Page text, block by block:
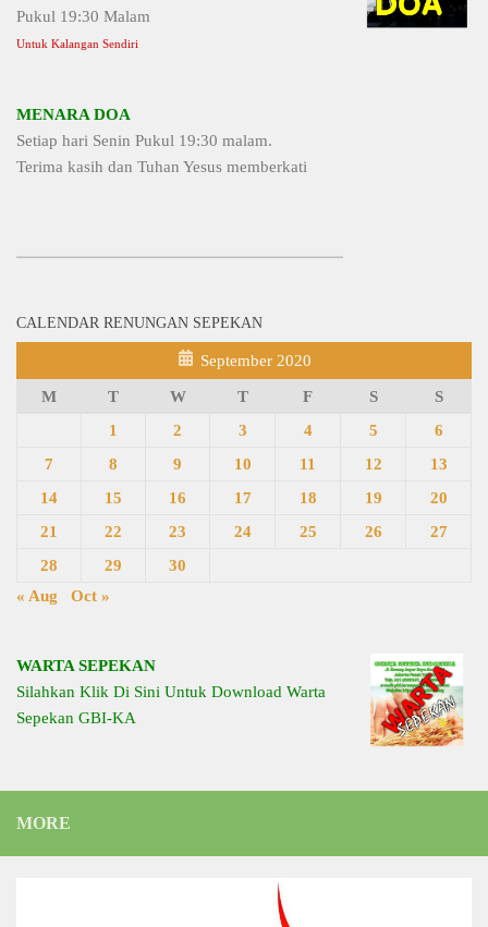
Pukul 19:30 Malam
Untuk Kalangan Sendiri
MENARA DOA
Setiap hari Senin Pukul 19:30 malam.
Terima kasih dan Tuhan Yesus memberkati
CALENDAR RENUNGAN SEPEKAN
September 2020
M T W T F S
S
1
2 3 4 5
6
7
8 9 10 11 12
13
14
15 16 17 18 19
20
21
22 23 24 25 26
27
28
29
30
« Aug
Oct »
WARTA SEPEKAN
Silahkan Klik Di Sini Untuk Download Warta
Sepekan GBI-KA
MORE